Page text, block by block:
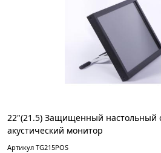
22"(21.5) Защищенный настольный
акустический монитор
Артикул TG215POS